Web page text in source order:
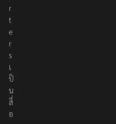
r
t
e
r
s
เ
ป็
น
สื่
อ